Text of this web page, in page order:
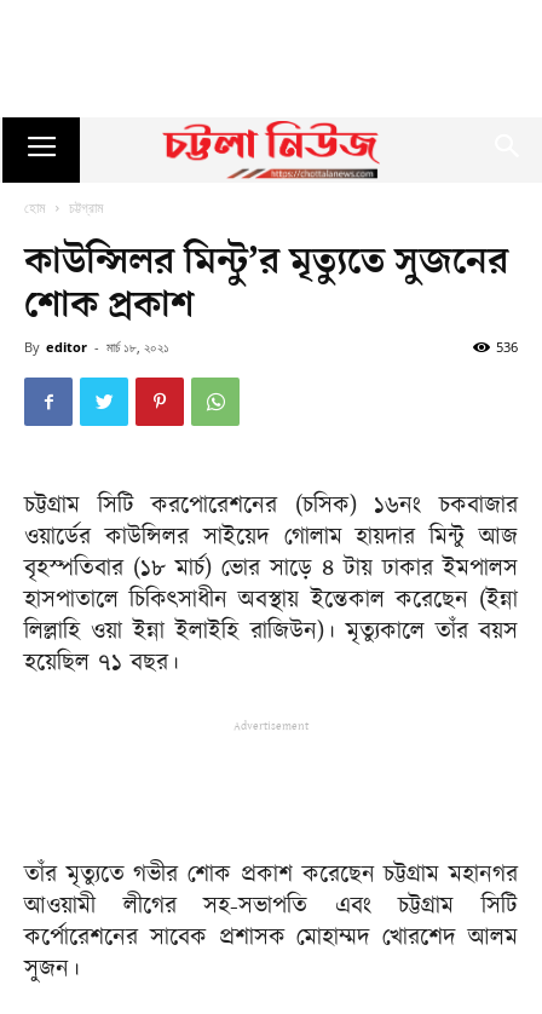
হোম চট্টগ্রাম
কাউন্সিলর মিন্টু’র মৃত্যুতে সুজনের
শোক প্রকাশ
By editor - মার্চ ১৮, ২০২১ 536
চট্টগ্রাম সিটি করপোরেশনের (চসিক) ১৬নং চকবাজার
ওয়ার্ডের কাউন্সিলর সাইয়েদ গোলাম হায়দার মিন্টু আজ
বৃহস্পতিবার (১৮ মার্চ) ভোর সাড়ে ৪ টায় ঢাকার ইমপালস
হাসপাতালে চিকিৎসাধীন অবস্থায় ইন্তেকাল করেছেন (ইন্না
লিল্লাহি ওয়া ইন্না ইলাইহি রাজিউন)। মৃত্যুকালে তাঁর বয়স
হয়েছিল ৭১ বছর।
Advertisement
তাঁর মৃত্যুতে গভীর শোক প্রকাশ করেছেন চট্টগ্রাম মহানগর
আওয়ামী লীগের সহ-সভাপতি এবং চট্টগ্রাম সিটি
কর্পোরেশনের সাবেক প্রশাসক মোহাম্মদ খোরশেদ আলম
সুজন।